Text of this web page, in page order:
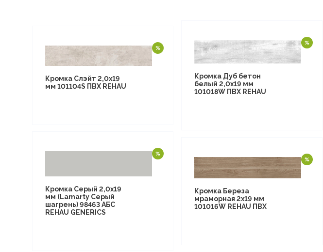
Кромка Слэйт 2,0х19
мм 101104S ПВХ REHAU
Кромка Дуб бетон
белый 2,0х19 мм
101018W ПВХ REHAU
Кромка Серый 2,0х19
мм (Lamarty Серый
шагрень) 98463 АБС
REHAU GENERICS
Кромка Береза
мраморная 2х19 мм
101016W REHAU ПВХ